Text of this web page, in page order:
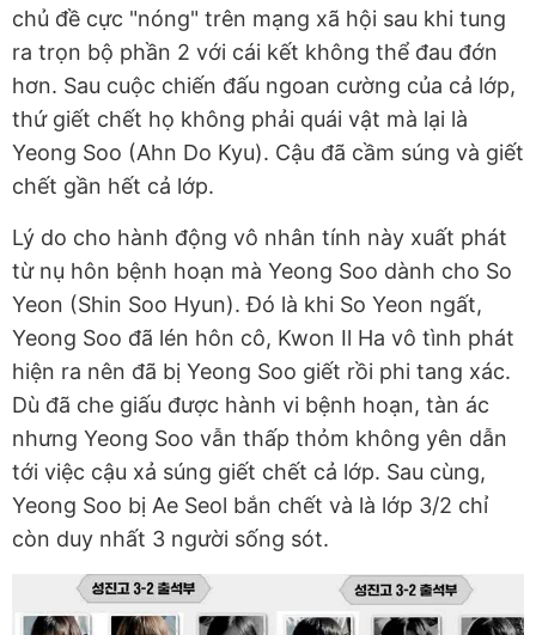
chủ đề cực "nóng" trên mạng xã hội sau khi tung
ra trọn bộ phần 2 với cái kết không thể đau đớn
hơn. Sau cuộc chiến đấu ngoan cường của cả lớp,
thứ giết chết họ không phải quái vật mà lại là
Yeong Soo (Ahn Do Kyu). Cậu đã cầm súng và giết
chết gần hết cả lớp.
Lý do cho hành động vô nhân tính này xuất phát
từ nụ hôn bệnh hoạn mà Yeong Soo dành cho So
Yeon (Shin Soo Hyun). Đó là khi So Yeon ngất,
Yeong Soo đã lén hôn cô, Kwon Il Ha vô tình phát
hiện ra nên đã bị Yeong Soo giết rồi phi tang xác.
Dù đã che giấu được hành vi bệnh hoạn, tàn ác
nhưng Yeong Soo vẫn thấp thỏm không yên dẫn
tới việc cậu xả súng giết chết cả lớp. Sau cùng,
Yeong Soo bị Ae Seol bắn chết và là lớp 3/2 chỉ
còn duy nhất 3 người sống sót.